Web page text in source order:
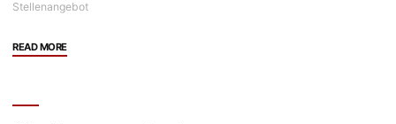
Stellenangebot
READ MORE"Stellenangebot: